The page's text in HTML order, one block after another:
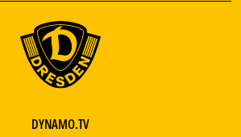
DYNAMO.TV